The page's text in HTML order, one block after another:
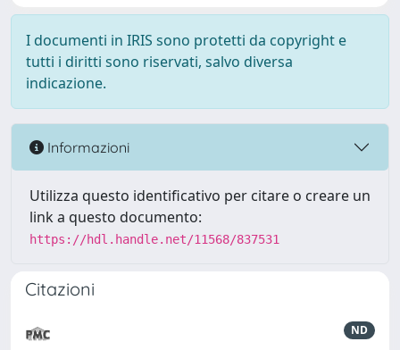
I documenti in IRIS sono protetti da copyright e
tutti i diritti sono riservati, salvo diversa
indicazione.
Informazioni
Utilizza questo identificativo per citare o creare un
link a questo documento:
https://hdl.handle.net/11568/837531
Citazioni
ND